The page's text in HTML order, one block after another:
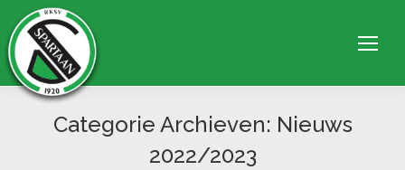
Categorie Archieven: Nieuws
2022/2023